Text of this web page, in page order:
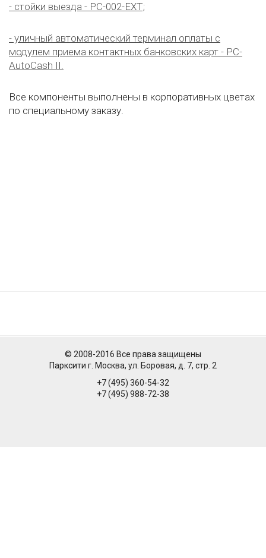
- стойки выезда - PC-002-EXT;
- уличный автоматический терминал оплаты с
модулем приема контактных банковских карт - PC-
AutoCash II.
Все компоненты выполнены в корпоративных цветах
по специальному заказу.
© 2008-2016 Все права защищены
Парксити г. Москва, ул. Боровая, д. 7, стр. 2
+7 (495) 360-54-32
+7 (495) 988-72-38